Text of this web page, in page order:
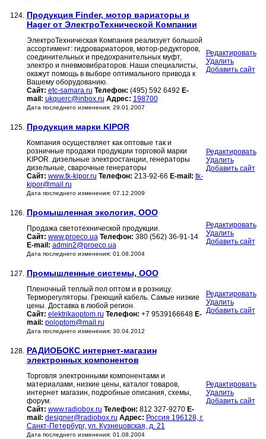
124. Продукция Finder, мотор вариаторы и
Hager от ЭлектроТехнической Компании
ЭлектроТехническая Компания реализует большой
ассортимент: гидровариаторов, мотор-редукторов,
соединительных и предохранительных муфт,
электро и пневмовибраторов. Наши специалисты,
окажут помощь в выборе оптимального привода к
Вашему оборудованию.
Сайт: etc-samara.ru Телефон: (495) 592 6492 E-
mail: ukquerc@inbox.ru Адрес: 198700
Дата последнего изменения: 29.01.2007
Редактировать
Удалить
Добавить сайт
125. Продукция марки KIPOR
Компания осуществляет как оптовые так и
розничные продажи продукции торговой марки
KIPOR. дизельные электростанции, генераторы
дизельные, сварочные генераторы
Сайт: www.tk-kipor.ru Телефон: 213-92-66 E-mail: tk-
kipor@mail.ru
Дата последнего изменения: 07.12.2009
Редактировать
Удалить
Добавить сайт
126. Промышленная экология, ООО
Продажа светотехнической продукции.
Сайт: www.proeco.ua Телефон: 380 (562) 36-91-14
E-mail: admin2@proeco.ua
Дата последнего изменения: 01.08.2004
Редактировать
Удалить
Добавить сайт
127. Промышленные системы, ООО
Пленочный теплый пол оптом и в розницу.
Терморегуляторы. Греющий кабель. Самые низкие
цены. Доставка в любой регион.
Сайт: elektrikaoptom.ru Телефон: +7 9539166648 E-
mail: poloptom@mail.ru
Дата последнего изменения: 30.04.2012
Редактировать
Удалить
Добавить сайт
128. РАДИОБОКС интернет-магазин
электронных компонентов
Торговля электронными компонентами и
материалами, низкие цены, каталог товаров,
интернет магазин, подробные описания, схемы,
форум.
Сайт: www.radiobox.ru Телефон: 812 327-9270 E-
mail: designer@radiobox.ru Адрес: Россия 196128, г.
Санкт-Петербург, ул. Кузнецовская, д. 21
Дата последнего изменения: 01.08.2004
Редактировать
Удалить
Добавить сайт